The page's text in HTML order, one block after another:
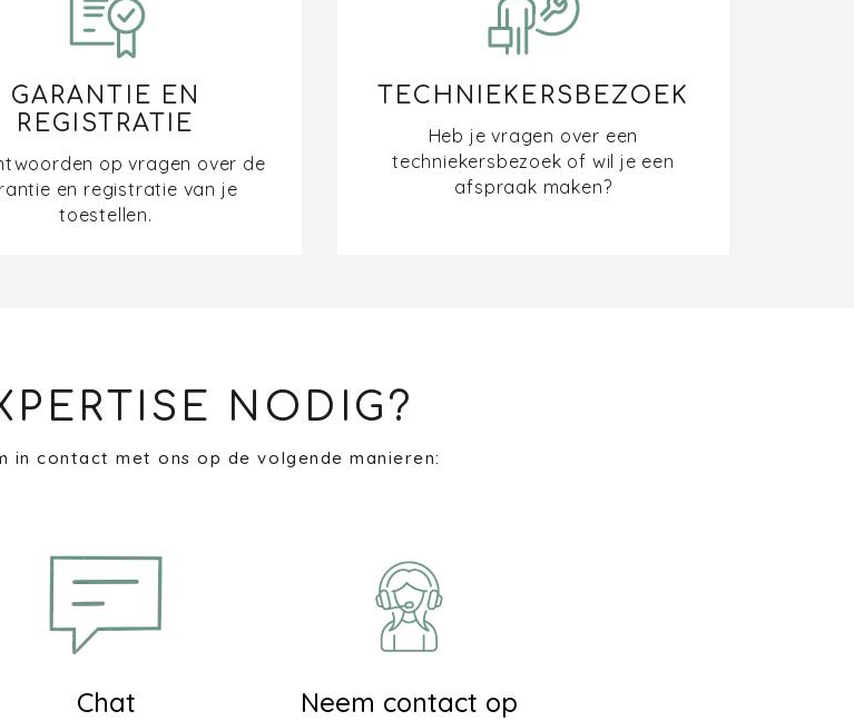
GARANTIE EN
REGISTRATIE
op vragen over de
en registratie van je
toestellen.
TECHNIEKERSBEZOEK
Heb je vragen over een
techniekersbezoek of wil je een
afspraak maken?
NODIG?
in contact met ons op de volgende manieren:
Chat
Neem contact op